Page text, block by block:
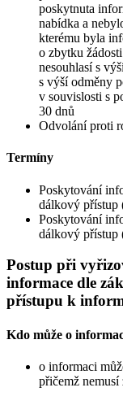
poskytnuta
nabídka a
kterému byla
o zbytku
nesouhlasí s
s výší odměny
v souvislosti s
30 dnů
Odvolání proti
Termíny
Poskytování
dálkový přístup
Poskytování
dálkový přístup
Postup při
informace dle
přístupu k
Kdo může o
o informaci
přičemž